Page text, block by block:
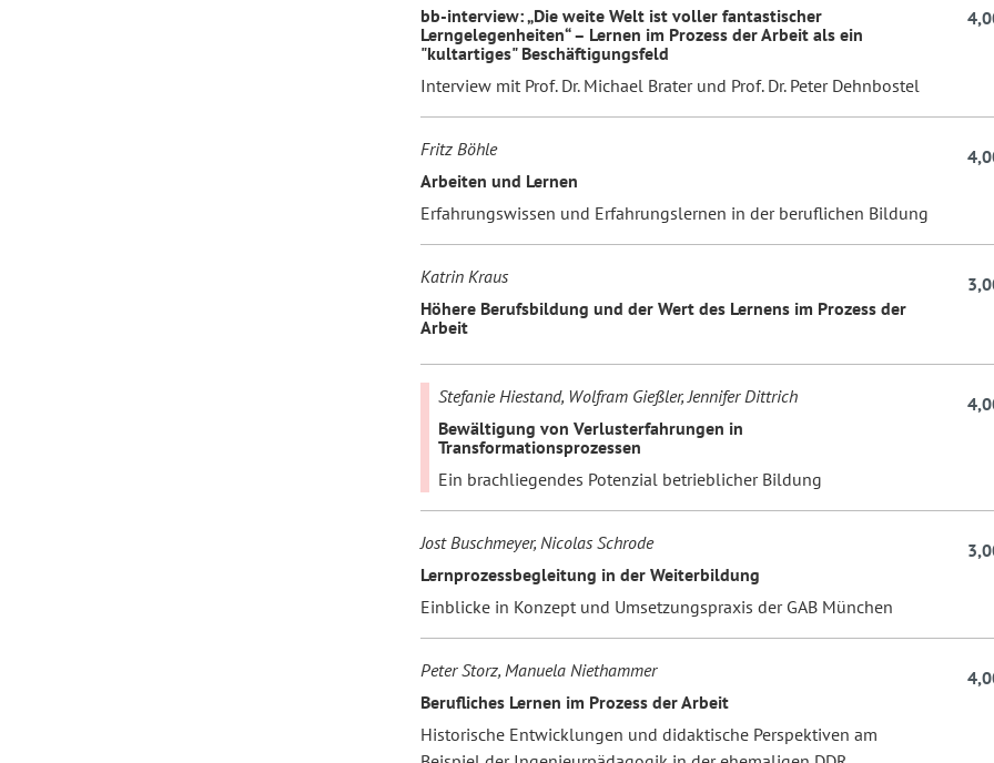
bb-interview: „Die weite Welt ist voller fantastischer
Lerngelegenheiten“ – Lernen im Prozess der Arbeit als ein
"kultartiges" Beschäftigungsfeld
Interview mit Prof. Dr. Michael Brater und Prof. Dr. Peter Dehnbostel
Fritz Böhle
Arbeiten und Lernen
Erfahrungswissen und Erfahrungslernen in der beruflichen Bildung
Katrin Kraus
Höhere Berufsbildung und der Wert des Lernens im Prozess der
Arbeit
Stefanie Hiestand, Wolfram Gießler, Jennifer Dittrich
Bewältigung von Verlusterfahrungen in
Transformationsprozessen
Ein brachliegendes Potenzial betrieblicher Bildung
Jost Buschmeyer, Nicolas Schrode
Lernprozessbegleitung in der Weiterbildung
Einblicke in Konzept und Umsetzungspraxis der GAB München
Peter Storz, Manuela Niethammer
Berufliches Lernen im Prozess der Arbeit
Historische Entwicklungen und didaktische Perspektiven am